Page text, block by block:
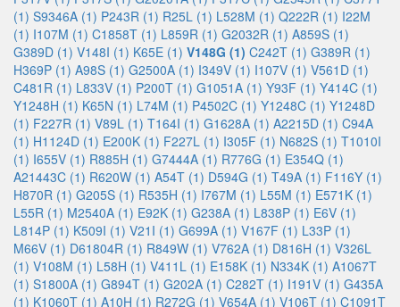
(1) S9346A (1) P243R (1) R25L (1) L528M (1) Q222R (1) I22M
(1) I107M (1) C1858T (1) L859R (1) G2032R (1) A859S (1)
G389D (1) V148I (1) K65E (1) V148G (1) C242T (1) G389R (1)
H369P (1) A98S (1) G2500A (1) I349V (1) I107V (1) V561D (1)
C481R (1) L833V (1) P200T (1) G1051A (1) Y93F (1) Y414C (1)
Y1248H (1) K65N (1) L74M (1) P4502C (1) Y1248C (1) Y1248D
(1) F227R (1) V89L (1) T164I (1) G1628A (1) A2215D (1) C94A
(1) H1124D (1) E200K (1) F227L (1) I305F (1) N682S (1) T1010I
(1) I655V (1) R885H (1) G7444A (1) R776G (1) E354Q (1)
A21443C (1) R620W (1) A54T (1) D594G (1) T49A (1) F116Y (1)
H870R (1) G205S (1) R535H (1) I767M (1) L55M (1) E571K (1)
L55R (1) M2540A (1) E92K (1) G238A (1) L838P (1) E6V (1)
L814P (1) K509I (1) V21I (1) G699A (1) V167F (1) L33P (1)
M66V (1) D61804R (1) R849W (1) V762A (1) D816H (1) V326L
(1) V108M (1) L58H (1) V411L (1) E158K (1) N334K (1) A1067T
(1) S1800A (1) G894T (1) G202A (1) C282T (1) I191V (1) G435A
(1) K1060T (1) A10H (1) R272G (1) V654A (1) V106T (1) C1091T